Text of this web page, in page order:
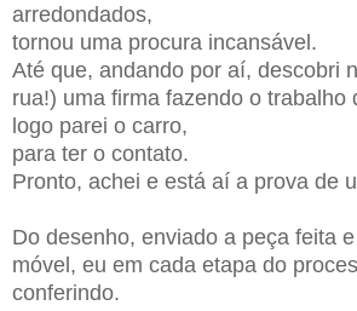
arredondados,
tornou uma procura incansável.
Até que, andando por aí, descobri
rua!) uma firma fazendo o trabalho
logo parei o carro,
para ter o contato.
Pronto, achei e está aí a prova de
Do desenho, enviado a peça feita
móvel, eu em cada etapa do
conferindo.